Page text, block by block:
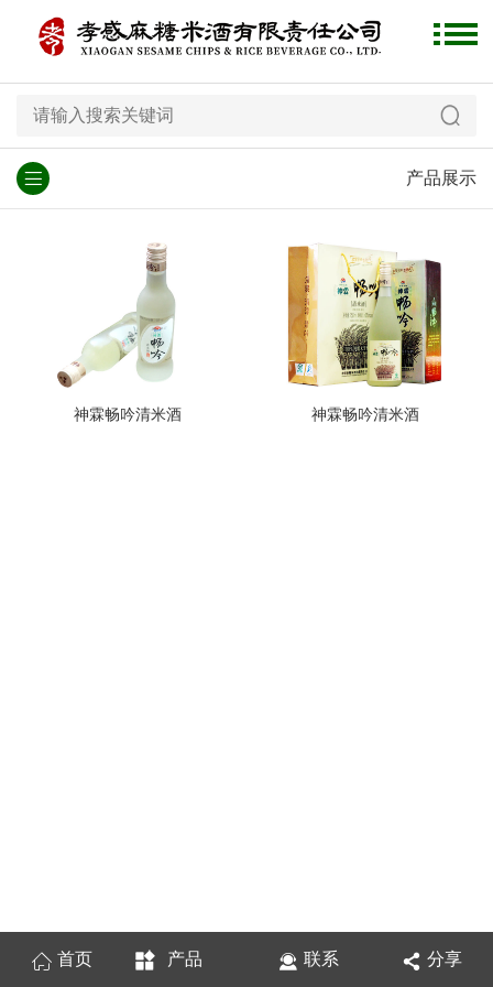
产品展示
神霖畅吟清米酒 神霖畅吟清米酒
首页 产品 联系 分享